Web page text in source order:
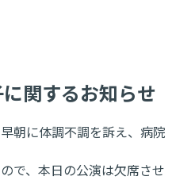
関するお知らせ
朝に体調不調を訴え、病院
で、本日の公演は欠席させ